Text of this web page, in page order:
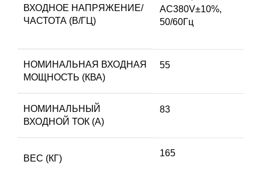
ВХОДНОЕ НАПРЯЖЕНИЕ/
ЧАСТОТА (В/ГЦ)
AC380V±10%,
50/60Гц
НОМИНАЛЬНАЯ ВХОДНАЯ
МОЩНОСТЬ (КВА)
55
НОМИНАЛЬНЫЙ
ВХОДНОЙ ТОК (A)
83
ВЕС (КГ)
165